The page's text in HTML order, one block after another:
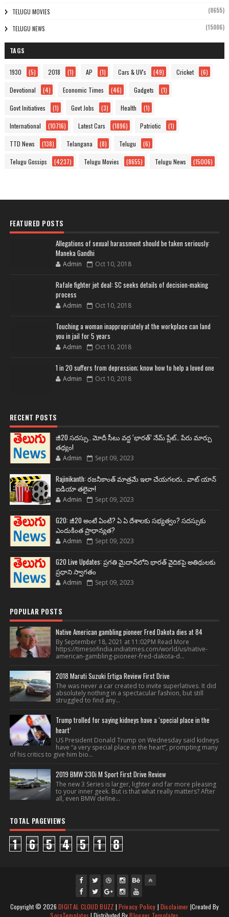
TELUGU MOVIES (8655)
TELUGU NEWS (15006)
TAGS
1930 (5) 2018 (1) AP (1) Cars & UV's (49) Cricket (6)
Devotional (4) Economic Times (46) Gadgets (1)
Govt Initiatives (1) Govt Jobs (3) Health (1)
International (10716) Latest Cars (1896) Patriotic (1)
TTD News (138) Telangana (8) Telugu (6)
Telugu Gossips (4237) Telugu Movies (8655) Telugu News (15006)
FEATURED POSTS
Allegations of sexual harassment should be taken seriously:
Maneka Gandhi
Admin Oct 10, 2018
Rafale fighter jet deal: SC seeks details of decision-making
process
Admin Oct 10, 2018
Touching a woman inappropriately at the workplace can land
you in jail for 5 years
Admin Oct 10, 2018
1 in 20 suffers from depression; know how to help a loved one
Admin Oct 10, 2018
RECENT POSTS
జీ20 సదస్సు.. మోదీ సీటు వద్ద ‘భారత్’ నేమ్ ప్లేట్‌.. పేరు మార్పు
తథ్యం!
Admin Sept 09, 2023
Rajinikanth: రజనీకాంత్ మాత్రమే ఇలా చేయగలరు.. వాట్ యాన్
ఐడియా తలైవా!
Admin Sept 09, 2023
G20: జీ20 అంటే ఏంటి? ఏ ఏ దేశాలకు సభ్యత్వం? సదస్సుకు
ఎందుకింత ప్రాధాన్యత?
Admin Sept 09, 2023
G20 Live Updates: ప్రగతి మైదాన్‌లోని భారత్ వైదికపై అతిథులకు
ప్రధాని స్వాగతం
Admin Sept 09, 2023
POPULAR POSTS
Native American gambling pioneer Fred Dakota dies at 84
By September 18, 2021 at 11:02PM Read More
https://timesofindia.indiatimes.com/world/us/native-
american-gambling-pioneer-fred-dakota-d...
2018 Maruti Suzuki Ertiga Review First Drive
The was never a car created to invite superlatives. It did
absolutely nothing in a spectacular fashion, but still
struggled to find any...
Trump trolled for saying kidneys have a ‘special place in the
heart’
US President Donald Trump on Wednesday said kidneys
have “a very special place in the heart”, prompting many
of his critics to give him bio...
2019 BMW 330i M Sport First Drive Review
The new 3 Series is larger, lighter and far more pleasing
to your inner geek. But is that what really matters? After
all, even BMW define...
TOTAL PAGEVIEWS
1 6 5 4 5 1 8
fac
ebo
twi
tte
gpl
usJ
ins
tag
you
tub
Copyright ©2026DIGITAL CLOUD BUZZ | Privacy Policy | Disclaimer |Created By
SoraTemplates | Distributed ByBlogger Templates